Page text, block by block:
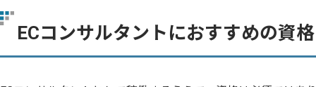
ECコンサルタントにおすすめの資格